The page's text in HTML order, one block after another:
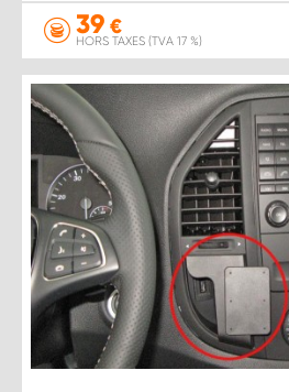
39 €
HORS TAXES (TVA 17 %)